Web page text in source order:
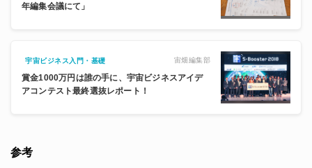
年編集会議にて」
宇宙ビジネス入門・基礎 宙畑編集部
賞金1000万円は誰の手に、宇宙ビジネスアイデ
アコンテスト最終選抜レポート！
参考